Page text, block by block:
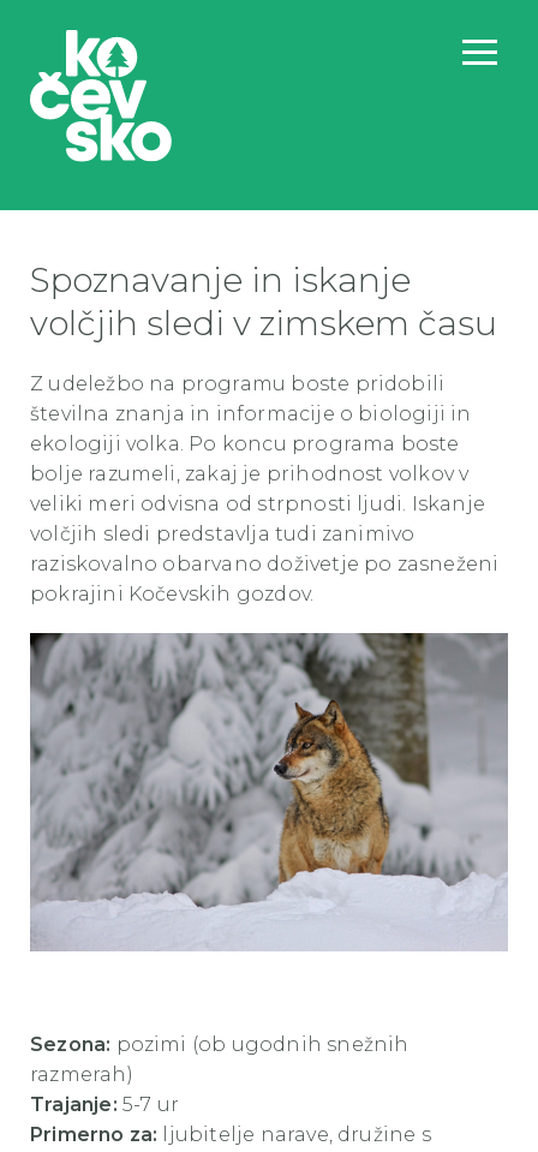
Spoznavanje in iskanje
volčjih sledi v zimskem času
Z udeležbo na programu boste pridobili
številna znanja in informacije o biologiji in
ekologiji volka. Po koncu programa boste
bolje razumeli, zakaj je prihodnost volkov v
veliki meri odvisna od strpnosti ljudi. Iskanje
volčjih sledi predstavlja tudi zanimivo
raziskovalno obarvano doživetje po zasneženi
pokrajini Kočevskih gozdov.
Sezona: pozimi (ob ugodnih snežnih
razmerah)
Trajanje: 5-7 ur
Primerno za: ljubitelje narave, družine s